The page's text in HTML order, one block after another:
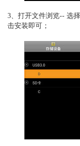
3、打开文件浏览-- 选
击安装即可；